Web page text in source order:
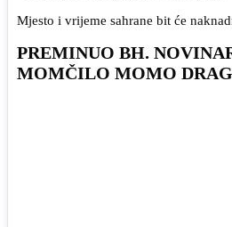
Mjesto i vrijeme sahrane bit će
PREMINUO BH.
MOMČILO MOMO